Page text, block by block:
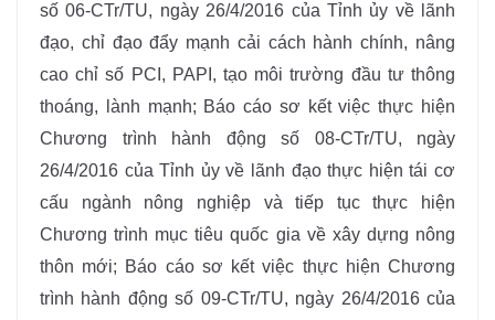
số 06-CTr/TU, ngày 26/4/2016 của Tỉnh ủy về lãnh
đạo, chỉ đạo đẩy mạnh cải cách hành chính, nâng
cao chỉ số PCI, PAPI, tạo môi trường đầu tư thông
thoáng, lành mạnh; Báo cáo sơ kết việc thực hiện
Chương trình hành động số 08-CTr/TU, ngày
26/4/2016 của Tỉnh ủy về lãnh đạo thực hiện tái cơ
cấu ngành nông nghiệp và tiếp tục thực hiện
Chương trình mục tiêu quốc gia về xây dựng nông
thôn mới; Báo cáo sơ kết việc thực hiện Chương
trình hành động số 09-CTr/TU, ngày 26/4/2016 của